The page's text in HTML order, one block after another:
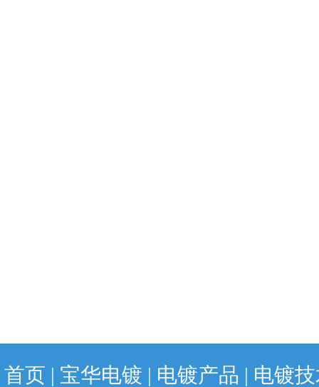
首页 | 宝华电镀 | 电镀产品 | 电镀